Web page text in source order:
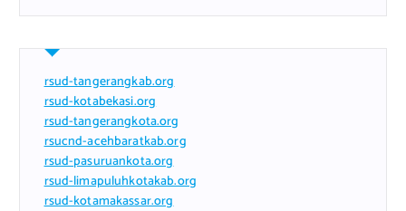
rsud-tangerangkab.org
rsud-kotabekasi.org
rsud-tangerangkota.org
rsucnd-acehbaratkab.org
rsud-pasuruankota.org
rsud-limapuluhkotakab.org
rsud-kotamakassar.org